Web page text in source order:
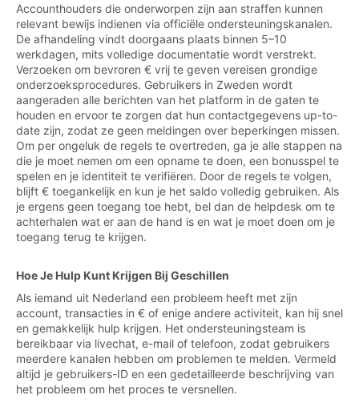
Accounthouders die onderworpen zijn aan straffen kunnen
relevant bewijs indienen via officiële ondersteuningskanalen.
De afhandeling vindt doorgaans plaats binnen 5–10
werkdagen, mits volledige documentatie wordt verstrekt.
Verzoeken om bevroren € vrij te geven vereisen grondige
onderzoeksprocedures. Gebruikers in Zweden wordt
aangeraden alle berichten van het platform in de gaten te
houden en ervoor te zorgen dat hun contactgegevens up-to-
date zijn, zodat ze geen meldingen over beperkingen missen.
Om per ongeluk de regels te overtreden, ga je alle stappen na
die je moet nemen om een opname te doen, een bonusspel te
spelen en je identiteit te verifiëren. Door de regels te volgen,
blijft € toegankelijk en kun je het saldo volledig gebruiken. Als
je ergens geen toegang toe hebt, bel dan de helpdesk om te
achterhalen wat er aan de hand is en wat je moet doen om je
toegang terug te krijgen.
Hoe Je Hulp Kunt Krijgen Bij Geschillen
Als iemand uit Nederland een probleem heeft met zijn
account, transacties in € of enige andere activiteit, kan hij snel
en gemakkelijk hulp krijgen. Het ondersteuningsteam is
bereikbaar via livechat, e-mail of telefoon, zodat gebruikers
meerdere kanalen hebben om problemen te melden. Vermeld
altijd je gebruikers-ID en een gedetailleerde beschrijving van
het probleem om het proces te versnellen.